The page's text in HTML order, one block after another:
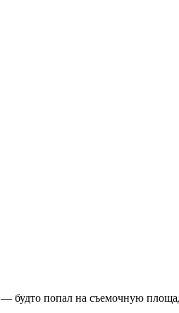
будто попал на съемочную